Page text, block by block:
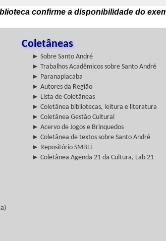
confirme a disponibilidade do
Coletâneas
► Sobre Santo André
► Trabalhos Acadêmicos sobre Santo André
► Paranapiacaba
► Autores da Região
► Lista de Coletâneas
► Coletânea bibliotecas, leitura e literatura
► Coletânea Gestão Cultural
► Acervo de Jogos e Brinquedos
► Coletânea de textos sobre Santo André
► Repositório SMBLL
► Coletânea Agenda 21 da Cultura, Lab 21